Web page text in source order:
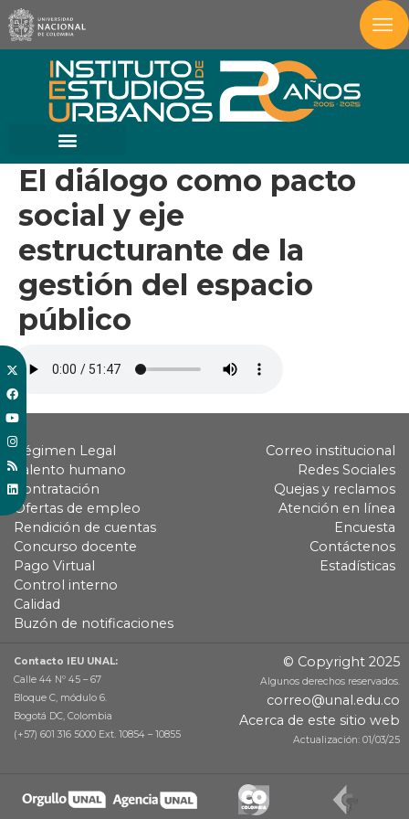
El diálogo como pacto
social y eje
estructurante de la
gestión del espacio
público
Régimen Legal
Talento humano
Contratación
Ofertas de empleo
Rendición de cuentas
Concurso docente
Pago Virtual
Control interno
Calidad
Buzón de notificaciones
Correo institucional
Redes Sociales
Quejas y reclamos
Atención en línea
Encuesta
Contáctenos
Estadísticas
Contacto IEU UNAL:
Calle 44 Nº 45 – 67
Bloque C, módulo 6.
Bogotá DC, Colombia
(+57) 601 316 5000 Ext. 10854 – 10855
© Copyright 2025
Algunos derechos reservados.
correo@unal.edu.co
Acerca de este sitio web
Actualización: 01/03/25